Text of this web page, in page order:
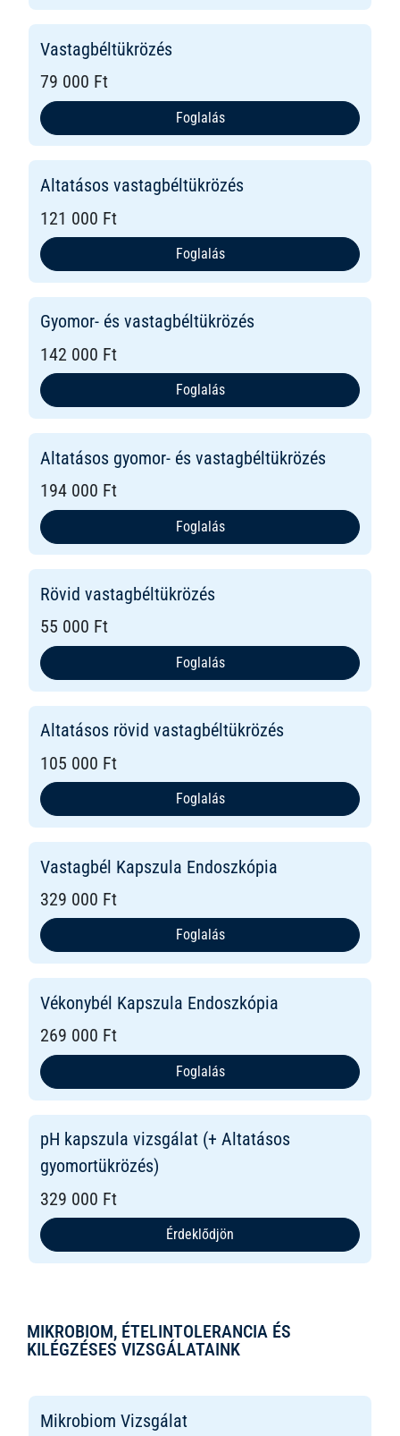
Vastagbéltükrözés
79 000 Ft
Foglalás
Altatásos vastagbéltükrözés
121 000 Ft
Foglalás
Gyomor- és vastagbéltükrözés
142 000 Ft
Foglalás
Altatásos gyomor- és vastagbéltükrözés
194 000 Ft
Foglalás
Rövid vastagbéltükrözés
55 000 Ft
Foglalás
Altatásos rövid vastagbéltükrözés
105 000 Ft
Foglalás
Vastagbél Kapszula Endoszkópia
329 000 Ft
Foglalás
Vékonybél Kapszula Endoszkópia
269 000 Ft
Foglalás
pH kapszula vizsgálat (+ Altatásos
gyomortükrözés)
329 000 Ft
Érdeklődjön
MIKROBIOM, ÉTELINTOLERANCIA ÉS
KILÉGZÉSES VIZSGÁLATAINK
Mikrobiom Vizsgálat